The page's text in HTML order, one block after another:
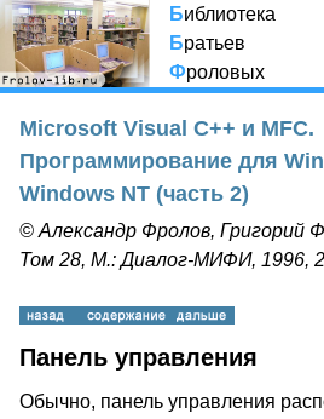
Библиотека
Братьев
Фроловых
Microsoft Visual C++ и MFC.
Программирование для
Windows NT (часть 2)
© Александр Фролов, Григорий
Том 28, М.: Диалог-МИФИ, 1996,
Панель управления
Обычно, панель управления